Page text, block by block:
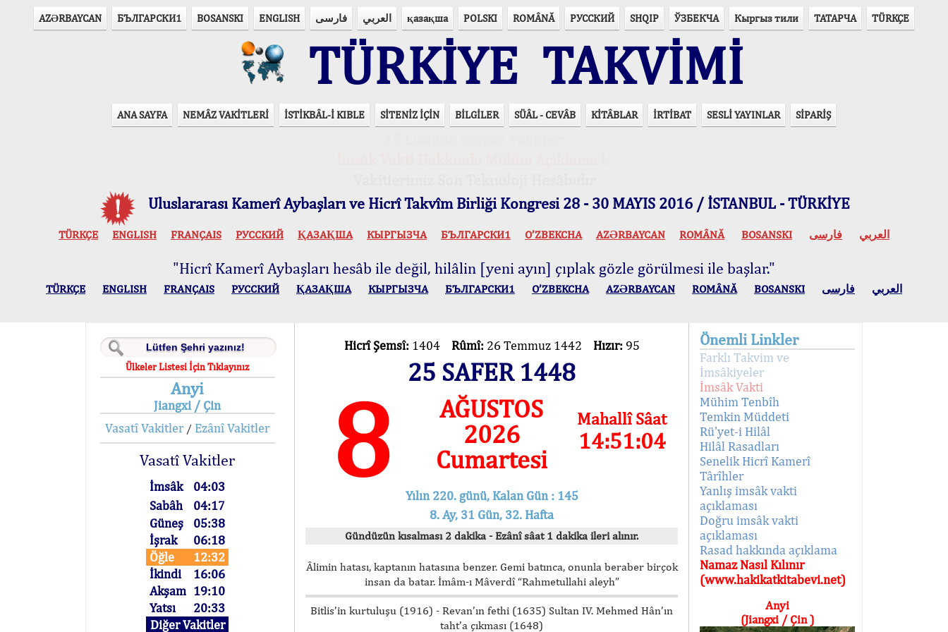
AZӘRBAYCAN БЪЛГАРСКИ1 BOSANSKI ENGLISH فارسی العربي қазақша POLSKI ROMÂNĂ РУССКИЙ SHQIP ЎЗБЕКЧА Кыргыз тили ТАТАРЧА TÜRKÇE
TÜRKİYE TAKVİMİ
ANA SAYFA NEMÂZ VAKİTLERİ İSTİKBÂL-İ KIBLE SİTENİZ İÇİN BİLGİLER SÜÂL - CEVÂB KİTÂBLAR İRTİBAT SESLİ YAYINLAR SİPARİŞ
Uluslararası Kamerî Aybaşları ve Hicrî Takvîm Birliği Kongresi 28 - 30 MAYIS 2016 / İSTANBUL - TÜRKİYE
TÜRKÇE ENGLISH FRANÇAIS РУССКИЙ ҚАЗАҚША КЫPГЫЗЧA БЪЛГАРСКИ1 O’ZBEKCHA AZӘRBAYCAN ROMÂNĂ BOSANSKI العربي فارسی
"Hicrî Kamerî Aybaşları hesâb ile değil, hilâlin [yeni ayın] çıplak gözle görülmesi ile başlar."
TÜRKÇE ENGLISH FRANÇAIS РУССКИЙ ҚАЗАҚША КЫPГЫЗЧA БЪЛГАРСКИ1 O’ZBEKCHA AZӘRBAYCAN ROMÂNĂ BOSANSKI العربي فارسی
Ülkeler Listesi İçin Tıklayınız
Anyi
Jiangxi / Çin
Vasatî Vakitler/ Ezânî Vakitler
Vasatî Vakitler
İmsâk
04:03
Sabâh
04:17
Güneş
05:38
İşrak
06:18
Öğle
12:32
İkindi
16:06
Akşam 19:10
Yatsı
20:33
Diğer Vakitler
Hicrî Şemsî: 1404 Rûmî: 26 Temmuz 1442 Hızır: 95
25 SAFER 1448
8
AĞUSTOS
2026
Cumartesi
Mahallî Sâat
14:51:04
Yılın 220. günü, Kalan Gün : 145
8. Ay, 31 Gün, 32. Hafta
Gündüzün kısalması 2 dakika - Ezânî sâat 1 dakika ileri alınır.
Âlimin hatası, kaptanın hatasına benzer. Gemi batınca, onunla beraber birçok
insan da batar. İmâm-ı Mâverdî “Rahmetullahi aleyh”
Bitlis’in kurtuluşu (1916) - Revan’ın fethi (1635) Sultan IV. Mehmed Hân’ın
taht’a çıkması (1648)
Önemli Linkler
Farklı Takvim ve
İmsâkiyeler
İmsâk Vakti
Mühim Tenbîh
Temkin Müddeti
Rü'yet-i Hilâl
Hilâl Rasadları
Senelik Hicrî Kamerî
Târîhler
Yanlış imsâk vakti
açıklaması
Doğru imsâk vakti
açıklaması
Rasad hakkında açıklama
Namaz Nasıl Kılınır
(www.hakikatkitabevi.net)
Anyi
(Jiangxi / Çin )